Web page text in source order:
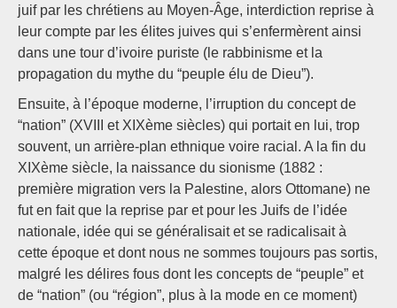
juif par les chrétiens au Moyen-Âge, interdiction reprise à
leur compte par les élites juives qui s’enfermèrent ainsi
dans une tour d’ivoire puriste (le rabbinisme et la
propagation du mythe du “peuple élu de Dieu”).
Ensuite, à l’époque moderne, l’irruption du concept de
“nation” (XVIII et XIXème siècles) qui portait en lui, trop
souvent, un arrière-plan ethnique voire racial. A la fin du
XIXème siècle, la naissance du sionisme (1882 :
première migration vers la Palestine, alors Ottomane) ne
fut en fait que la reprise par et pour les Juifs de l’idée
nationale, idée qui se généralisait et se radicalisait à
cette époque et dont nous ne sommes toujours pas sortis,
malgré les délires fous dont les concepts de “peuple” et
de “nation” (ou “région”, plus à la mode en ce moment)